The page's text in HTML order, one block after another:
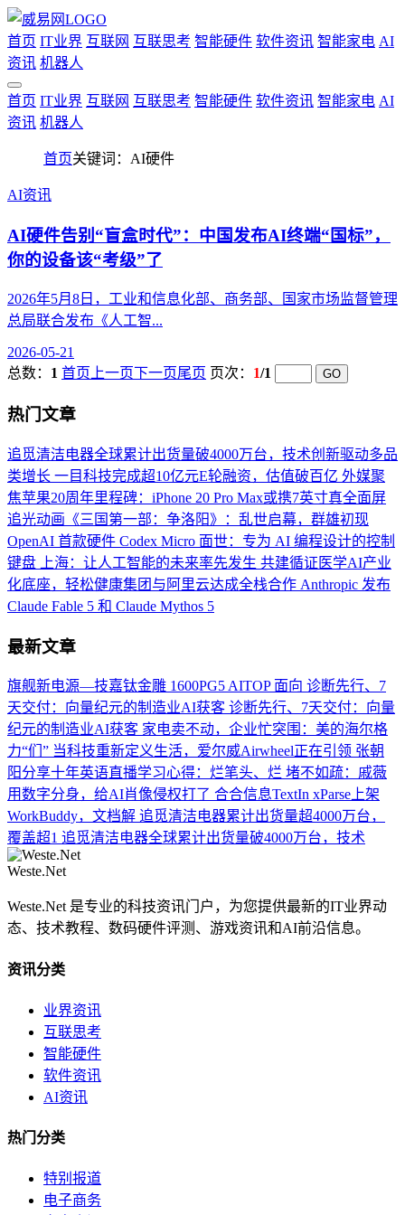
首页 IT业界 互联网 互联思考 智能硬件 软件资讯 智能家电 AI
资讯 机器人
首页 IT业界 互联网 互联思考 智能硬件 软件资讯 智能家电 AI
资讯 机器人
首页关键词：AI硬件
AI资讯
AI硬件告别“盲盒时代”：中国发布AI终端“国标”，
你的设备该“考级”了
2026年5月8日，工业和信息化部、商务部、国家市场监督管理
总局联合发布《人工智...
2026-05-21
总数： 1 首页上一页下一页尾页 页次： 1/1
热门文章
追觅清洁电器全球累计出货量破4000万台，技术创新驱动多品
类增长 一目科技完成超10亿元E轮融资，估值破百亿 外媒聚
焦苹果20周年里程碑：iPhone 20 Pro Max或携7英寸真全面屏
追光动画《三国第一部：争洛阳》：乱世启幕，群雄初现
OpenAI 首款硬件 Codex Micro 面世：专为 AI 编程设计的控制
键盘
上海：让人工智能的未来率先发生 共建循证医学AI产业
化底座，轻松健康集团与阿里云达成全栈合作 Anthropic 发布
Claude Fable 5 和 Claude Mythos 5
最新文章
旗舰新电源—技嘉钛金雕 1600PG5 AITOP 面向 诊断先行、7
天交付：向量纪元的制造业AI获客 诊断先行、7天交付：向量
纪元的制造业AI获客 家电卖不动，企业忙突围：美的海尔格
力“们” 当科技重新定义生活，爱尔威Airwheel正在引领 张朝
阳分享十年英语直播学习心得：烂笔头、烂 堵不如疏：戚薇
用数字分身，给AI肖像侵权打了 合合信息TextIn xParse上架
WorkBuddy，文档解 追觅清洁电器累计出货量超4000万台，
覆盖超1 追觅清洁电器全球累计出货量破4000万台，技术
Weste.Net
Weste.Net 是专业的科技资讯门户，为您提供最新的IT业界动
态、技术教程、数码硬件评测、游戏资讯和AI前沿信息。
资讯分类
业界资讯
互联思考
智能硬件
软件资讯
AI资讯
热门分类
特别报道
电子商务